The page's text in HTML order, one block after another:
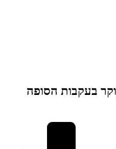
בעקבות הסופה